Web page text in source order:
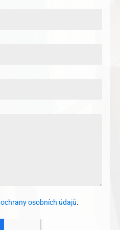
ochrany osobních údajů.